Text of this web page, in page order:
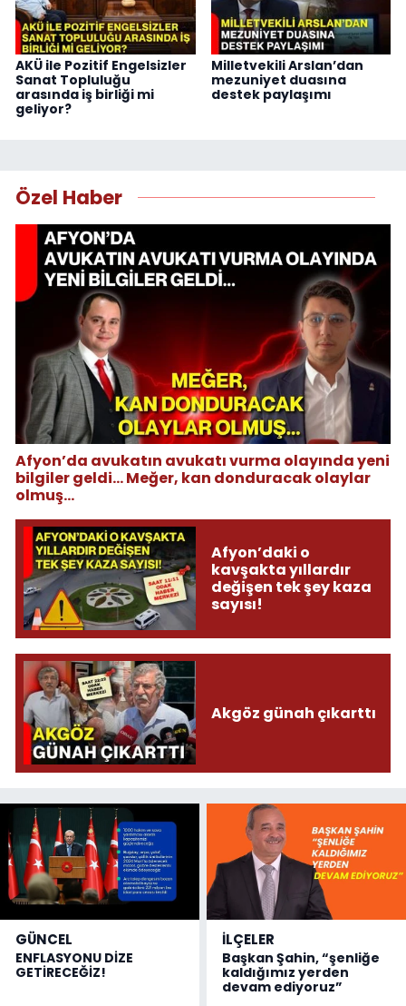
AKÜ ile Pozitif Engelsizler
Sanat Topluluğu
arasında iş birliği mi
geliyor?
Milletvekili Arslan’dan
mezuniyet duasına
destek paylaşımı
Özel Haber
Afyon’da avukatın avukatı vurma olayında yeni
bilgiler geldi... Meğer, kan donduracak olaylar
olmuş...
Afyon’daki o
kavşakta yıllardır
değişen tek şey kaza
sayısı!
Akgöz günah çıkarttı
GÜNCEL
ENFLASYONU DİZE
GETİRECEĞİZ!
İLÇELER
Başkan Şahin, “şenliğe
kaldığımız yerden
devam ediyoruz”